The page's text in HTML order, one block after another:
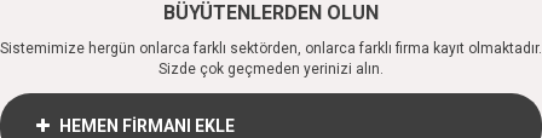
BÜYÜTENLERDEN OLUN
Sistemimize hergün onlarca farklı sektörden, onlarca farklı firma kayıt olmaktadır.
Sizde çok geçmeden yerinizi alın.
HEMEN FİRMANI EKLE